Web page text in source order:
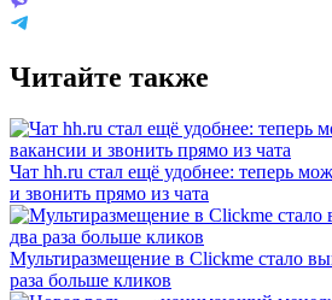
Читайте также
Чат hh.ru стал ещё удобнее: теперь
и звонить прямо из чата
Мультиразмещение в Clickme стало
раза больше кликов